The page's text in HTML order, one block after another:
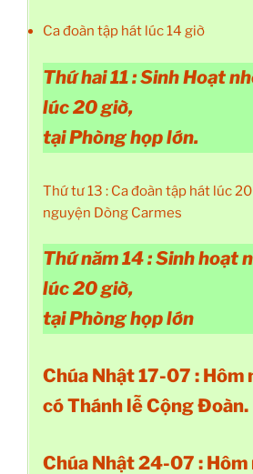
Ca đoàn tập hát lúc 14 giờ
Thứ hai 11 : Sinh Hoạt
lúc 20 giờ,
tại Phòng họp lớn.
Thứ tư 13 : Ca đoàn tập hát lúc
nguyện Dòng Carmes
Thứ năm 14 : Sinh hoạt
lúc 20 giờ,
tại Phòng họp lớn
Chúa Nhật 17-07 : Hôm
có Thánh lễ Cộng Đoàn.
Chúa Nhật 24-07 : Hôm